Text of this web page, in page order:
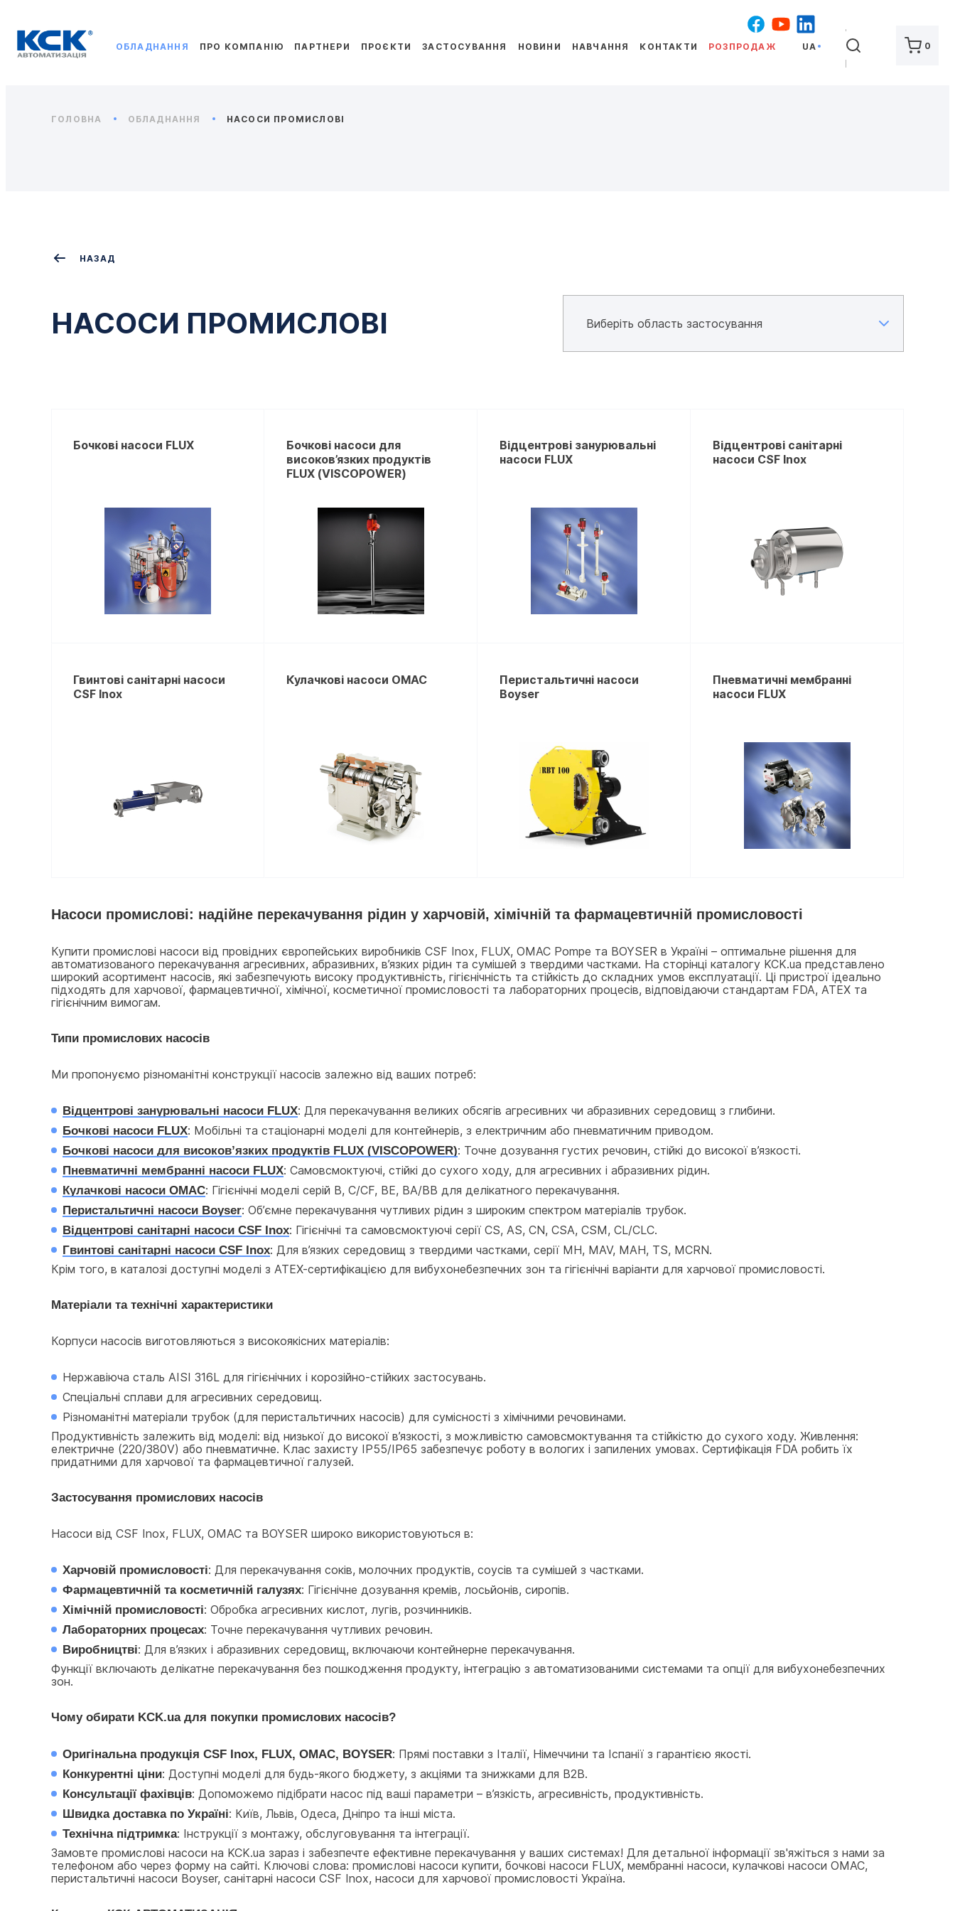
ОБЛАДНАННЯ ПРО КОМПАНІЮ ПАРТНЕРИ ПРОЄКТИ ЗАСТОСУВАННЯ НОВИНИ НАВЧАННЯ КОНТАКТИ РОЗПРОДАЖ UA ШУКАТИ 0
ГОЛОВНА ОБЛАДНАННЯ НАСОСИ ПРОМИСЛОВІ
НАЗАД
НАСОСИ ПРОМИСЛОВІ
Бочкові насоси FLUX
Бочкові насоси для
високов’язких продуктів
FLUX (VISCOPOWER)
Відцентрові занурювальні
насоси FLUX
Відцентрові санітарні
насоси CSF Inox
Гвинтові санітарні насоси
CSF Inox
Кулачкові насоси OMAC
Перистальтичні насоси
Boyser
Пневматичні мембранні
насоси FLUX
Насоси промислові: надійне перекачування рідин у харчовій, хімічній та фармацевтичній промисловості
Купити промислові насоси від провідних європейських виробників CSF Inox, FLUX, OMAC Pompe та BOYSER в Україні – оптимальне рішення для
автоматизованого перекачування агресивних, абразивних, в’язких рідин та сумішей з твердими частками. На сторінці каталогу KCK.ua представлено
широкий асортимент насосів, які забезпечують високу продуктивність, гігієнічність та стійкість до складних умов експлуатації. Ці пристрої ідеально
підходять для харчової, фармацевтичної, хімічної, косметичної промисловості та лабораторних процесів, відповідаючи стандартам FDA, ATEX та
гігієнічним вимогам.
Типи промислових насосів
Ми пропонуємо різноманітні конструкції насосів залежно від ваших потреб:
Відцентрові занурювальні насоси FLUX: Для перекачування великих обсягів агресивних чи абразивних середовищ з глибини.
Бочкові насоси FLUX: Мобільні та стаціонарні моделі для контейнерів, з електричним або пневматичним приводом.
Бочкові насоси для високов’язких продуктів FLUX (VISCOPOWER): Точне дозування густих речовин, стійкі до високої в’язкості.
Пневматичні мембранні насоси FLUX: Самовсмоктуючі, стійкі до сухого ходу, для агресивних і абразивних рідин.
Кулачкові насоси OMAC: Гігієнічні моделі серій B, C/CF, BE, BA/BB для делікатного перекачування.
Перистальтичні насоси Boyser: Об’ємне перекачування чутливих рідин з широким спектром матеріалів трубок.
Відцентрові санітарні насоси CSF Inox: Гігієнічні та самовсмоктуючі серії CS, AS, CN, CSA, CSM, CL/CLC.
Гвинтові санітарні насоси CSF Inox: Для в’язких середовищ з твердими частками, серії MH, MAV, MAH, TS, MCRN.
Крім того, в каталозі доступні моделі з ATEX-сертифікацією для вибухонебезпечних зон та гігієнічні варіанти для харчової промисловості.
Матеріали та технічні характеристики
Корпуси насосів виготовляються з високоякісних матеріалів:
Нержавіюча сталь AISI 316L для гігієнічних і корозійно-стійких застосувань.
Спеціальні сплави для агресивних середовищ.
Різноманітні матеріали трубок (для перистальтичних насосів) для сумісності з хімічними речовинами.
Продуктивність залежить від моделі: від низької до високої в’язкості, з можливістю самовсмоктування та стійкістю до сухого ходу. Живлення:
електричне (220/380V) або пневматичне. Клас захисту IP55/IP65 забезпечує роботу в вологих і запилених умовах. Сертифікація FDA робить їх
придатними для харчової та фармацевтичної галузей.
Застосування промислових насосів
Насоси від CSF Inox, FLUX, OMAC та BOYSER широко використовуються в:
Харчовій промисловості: Для перекачування соків, молочних продуктів, соусів та сумішей з частками.
Фармацевтичній та косметичній галузях: Гігієнічне дозування кремів, лосьйонів, сиропів.
Хімічній промисловості: Обробка агресивних кислот, лугів, розчинників.
Лабораторних процесах: Точне перекачування чутливих речовин.
Виробництві: Для в’язких і абразивних середовищ, включаючи контейнерне перекачування.
Функції включають делікатне перекачування без пошкодження продукту, інтеграцію з автоматизованими системами та опції для вибухонебезпечних
зон.
Чому обирати KCK.ua для покупки промислових насосів?
Оригінальна продукція CSF Inox, FLUX, OMAC, BOYSER: Прямі поставки з Італії, Німеччини та Іспанії з гарантією якості.
Конкурентні ціни: Доступні моделі для будь-якого бюджету, з акціями та знижками для B2B.
Консультації фахівців: Допоможемо підібрати насос під ваші параметри – в’язкість, агресивність, продуктивність.
Швидка доставка по Україні: Київ, Львів, Одеса, Дніпро та інші міста.
Технічна підтримка: Інструкції з монтажу, обслуговування та інтеграції.
Замовте промислові насоси на KCK.ua зараз і забезпечте ефективне перекачування у ваших системах! Для детальної інформації зв'яжіться з нами за
телефоном або через форму на сайті. Ключові слова: промислові насоси купити, бочкові насоси FLUX, мембранні насоси, кулачкові насоси OMAC,
перистальтичні насоси Boyser, санітарні насоси CSF Inox, насоси для харчової промисловості Україна.